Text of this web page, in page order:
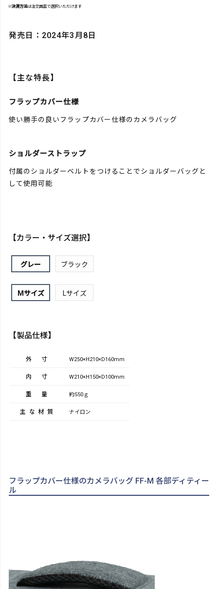
※決済方法は注文画面で選択いただけます
発売日：2024年3月8日
【主な特長】
フラップカバー仕様
使い勝手の良いフラップカバー仕様のカメラバッグ
ショルダーストラップ
付属のショルダーベルトをつけることでショルダーバッグと
して使用可能
【カラー・サイズ選択】
グレー ブラック
Mサイズ Lサイズ
【製品仕様】
外寸 W250×H210×D160mm
内寸 W210×H150×D100mm
重量 約550ｇ
主な材質 ナイロン
フラップカバー仕様のカメラバッグ FF-M 各部ディティー
ル